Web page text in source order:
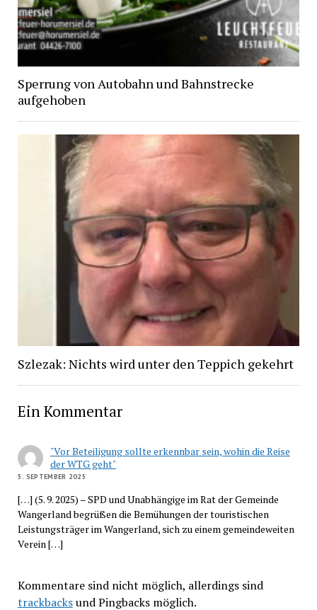
Sperrung von Autobahn und Bahnstrecke
aufgehoben
Szlezak: Nichts wird unter den Teppich gekehrt
Ein Kommentar
"Vor Beteiligung sollte erkennbar sein, wohin die Reise
der WTG geht"
5. SEPTEMBER 2025
[…] (5. 9. 2025) – SPD und Unabhängige im Rat der Gemeinde
Wangerland begrüßen die Bemühungen der touristischen
Leistungsträger im Wangerland, sich zu einem gemeindeweiten
Verein […]
Kommentare sind nicht möglich, allerdings sind
trackbacksund Pingbacks möglich.